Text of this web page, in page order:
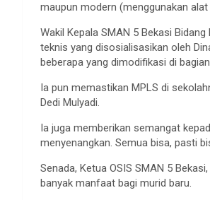
maupun modern (menggunakan
Wakil Kepala SMAN 5 Bekasi
teknis yang disosialisasikan oleh
beberapa yang dimodifikasi di
Ia pun memastikan MPLS di
Dedi Mulyadi.
Ia juga memberikan semangat
menyenangkan. Semua bisa, pasti
Senada, Ketua OSIS SMAN 5
banyak manfaat bagi murid baru.